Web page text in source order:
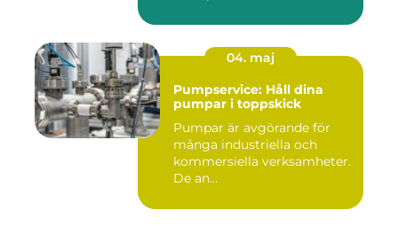
04. maj
Pumpservice: Håll dina
pumpar i toppskick
Pumpar är avgörande för
många industriella och
kommersiella verksamheter.
De an...